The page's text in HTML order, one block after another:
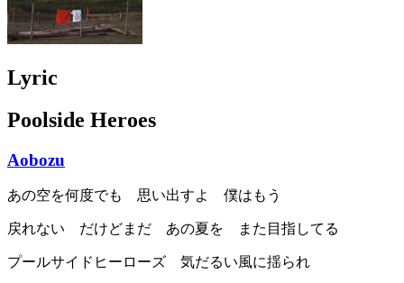
Lyric
Poolside Heroes
Aobozu
あの空を何度でも 思い出すよ 僕はもう
戻れない だけどまだ あの夏を また目指してる
プールサイドヒーローズ 気だるい風に揺られ